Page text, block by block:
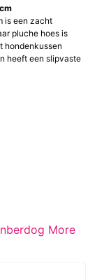
is een zacht
pluche hoes is
hondenkussen
heeft een slipvaste
More